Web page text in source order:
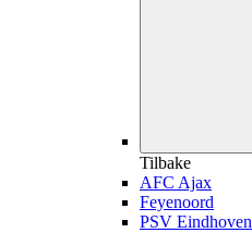
Tilbake
AFC Ajax
Feyenoord
PSV Eindhoven